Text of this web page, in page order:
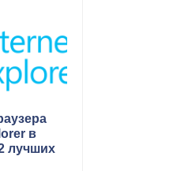
в
лучших